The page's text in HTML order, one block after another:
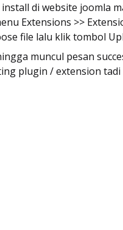
di website joomla
Extensions >>
file lalu klik tombol
muncul pesan
plugin / extension